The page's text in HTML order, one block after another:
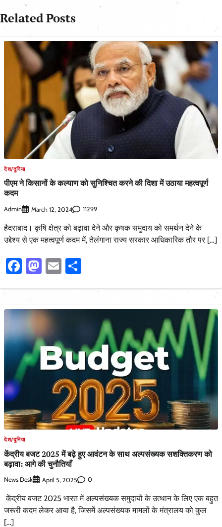
Related Posts
देश/दुनिया
पीएम ने किसानों के कल्याण को सुनिश्चित करने की दिशा में उठाया महत्वपूर्ण
कदम
Admin March 12, 2024 11299
हैदराबाद। कृषि क्षेत्र को बढ़ावा देने और कृषक समुदाय को समर्थन देने के
उद्देश्य से एक महत्वपूर्ण कदम में, तेलंगाना राज्य सरकार आधिकारिक तौर पर […]
Facebook
Mastodon
Email
देश/दुनिया
केंद्रीय बजट 2025 में बढ़े हुए आवंटन के साथ अल्पसंख्यक सशक्तिकरण को
बढ़ावा: आगे की चुनौतियाँ
News Desk April 5, 2025 0
केंद्रीय बजट 2025 भारत में अल्पसंख्यक समुदायों के उत्थान के लिए एक बहुत
जरूरी कदम लेकर आया है, जिसमें अल्पसंख्यक मामलों के मंत्रालय को कुल
[…]